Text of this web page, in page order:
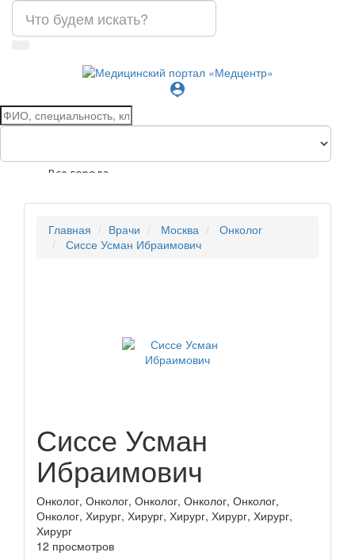
person_pin
Все города
Главная Врачи Москва
Онколог
Сиссе Усман Ибраимович
Сиссе Усман
Ибраимович
Онколог, Онколог, Онколог, Онколог, Онколог,
Онколог, Хирург, Хирург, Хирург, Хирург, Хирург,
Хирург
12 просмотров